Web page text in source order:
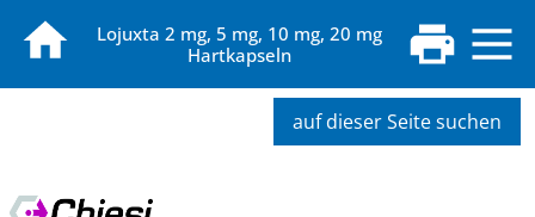
Lojuxta 2 mg, 5 mg, 10 mg, 20 mg
Hartkapseln
auf dieser Seite suchen